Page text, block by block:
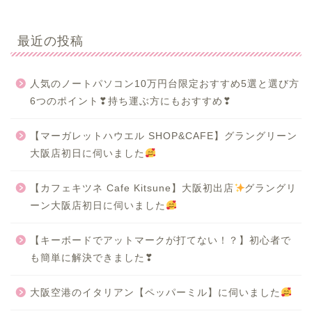
最近の投稿
人気のノートパソコン10万円台限定おすすめ5選と選び方
6つのポイント❣持ち運ぶ方にもおすすめ❣
【マーガレットハウエル SHOP&CAFE】グラングリーン
大阪店初日に伺いました
【カフェキツネ Cafe Kitsune】大阪初出店
グラングリ
ーン大阪店初日に伺いました
【キーボードでアットマークが打てない！？】初心者で
も簡単に解決できました❣
大阪空港のイタリアン【ペッパーミル】に伺いました